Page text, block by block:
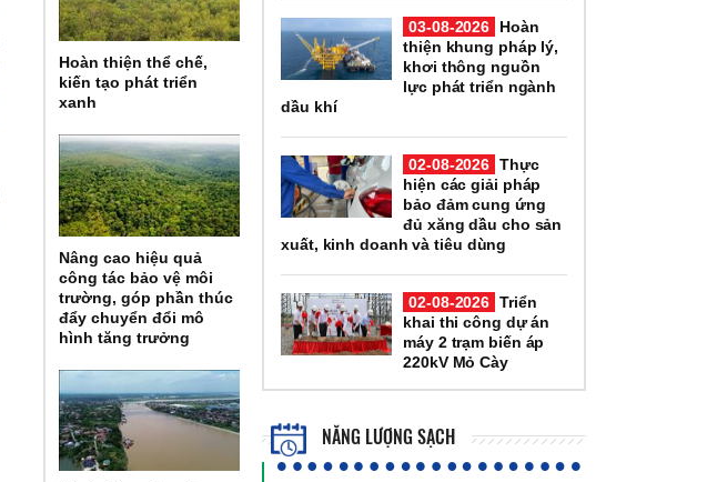
Hoàn thiện thể chế,
kiến tạo phát triển
xanh
Nâng cao hiệu quả
công tác bảo vệ môi
trường, góp phần thúc
đẩy chuyển đổi mô
hình tăng trưởng
03-08-2026
Hoàn
thiện khung pháp lý,
khơi thông nguồn
lực phát triển ngành
dầu khí
02-08-2026 Thực
hiện các giải pháp
bảo đảm cung ứng
đủ xăng dầu cho sản
xuất, kinh doanh và tiêu dùng
02-08-2026 Triển
khai thi công dự án
máy 2 trạm biến áp
220kV Mỏ Cày
NĂNG LƯỢNG SẠCH